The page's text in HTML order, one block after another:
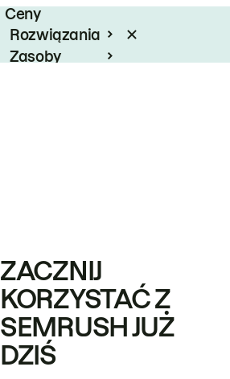
Ceny
Rozwiązania
Zasoby
ZACZNIJ
KORZYSTAĆ Z
SEMRUSH JUŻ
DZIŚ